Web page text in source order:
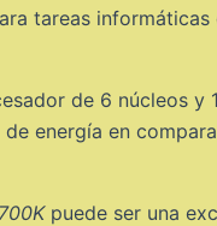
tareas
de 6 núcleos y
energía en
puede ser una